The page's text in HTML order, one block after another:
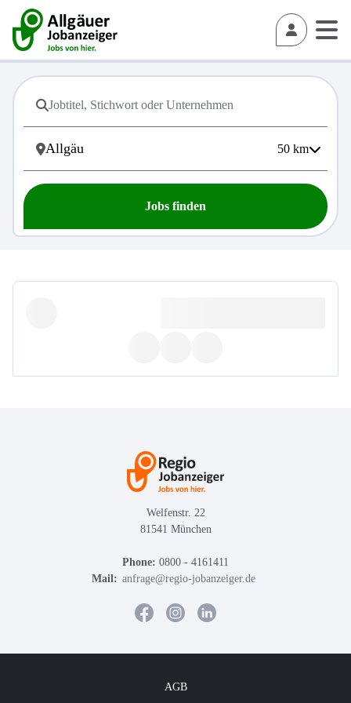
50 km
Jobs finden
Welfenstr. 22
81541 München
Phone: 0800 - 4161411
Mail: anfrage@regio-jobanzeiger.de
AGB